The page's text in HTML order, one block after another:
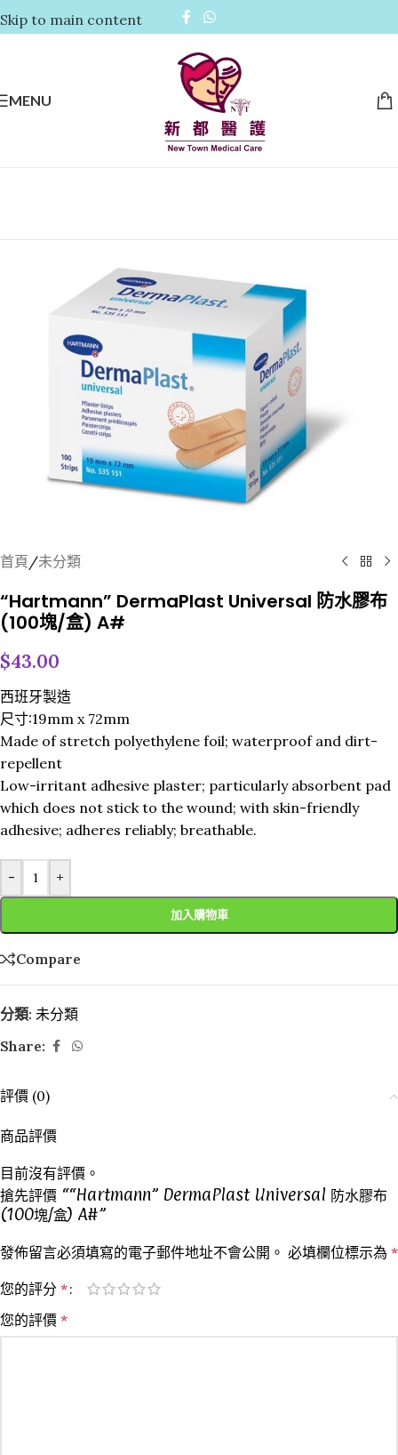
Skip to main content
MENU
首頁 /未分類
“Hartmann” DermaPlast Universal 防水膠布
(100塊/盒) A#
$43.00
西班牙製造
尺寸:19mm x 72mm
Made of stretch polyethylene foil; waterproof and dirt-
repellent
Low-irritant adhesive plaster; particularly absorbent pad
which does not stick to the wound; with skin-friendly
adhesive; adheres reliably; breathable.
- +
加入購物車
Compare
分類: 未分類
Share:
評價 (0)
商品評價
目前沒有評價。
搶先評價 ““Hartmann” DermaPlast Universal 防水膠布
(100塊/盒) A#”
發佈留言必須填寫的電子郵件地址不會公開。 必填欄位標示為 *
您的評分 *
您的評價 *